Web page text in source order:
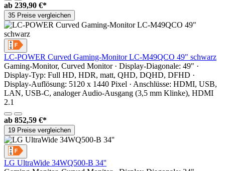
ab 239,90 €*
35 Preise vergleichen
LC-POWER Curved Gaming-Monitor LC-M49QCO 49" schwarz
Gaming-Monitor, Curved Monitor · Display-Diagonale: 49" ·
Display-Typ: Full HD, HDR, matt, QHD, DQHD, DFHD ·
Display-Auflösung: 5120 x 1440 Pixel · Anschlüsse: HDMI, USB,
LAN, USB-C, analoger Audio-Ausgang (3,5 mm Klinke), HDMI
2.1
ab 852,59 €*
19 Preise vergleichen
LG UltraWide 34WQ500-B 34''